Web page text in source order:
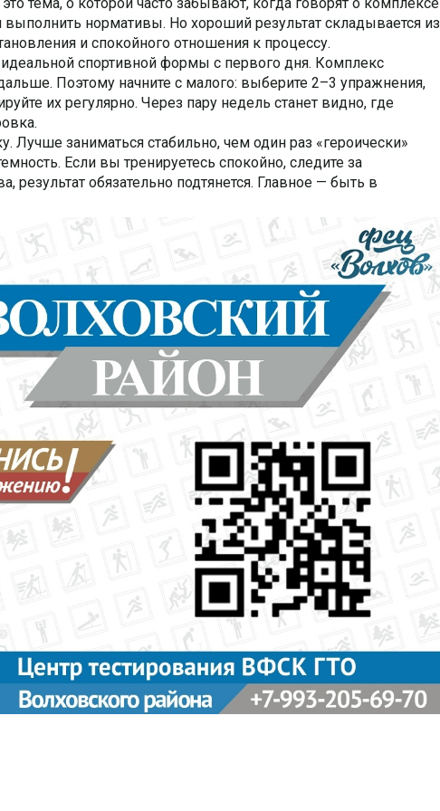
выполнить нормативы. Но хороший результат складывается из
и спокойного отношения к процессу.
спортивной формы с первого дня. Комплекс
Поэтому начните с малого: выберите 2–3 упражнения,
их регулярно. Через пару недель станет видно, где
Лучше заниматься стабильно, чем один раз «героически»
Если вы тренируетесь спокойно, следите за
результат обязательно подтянется. Главное — быть в